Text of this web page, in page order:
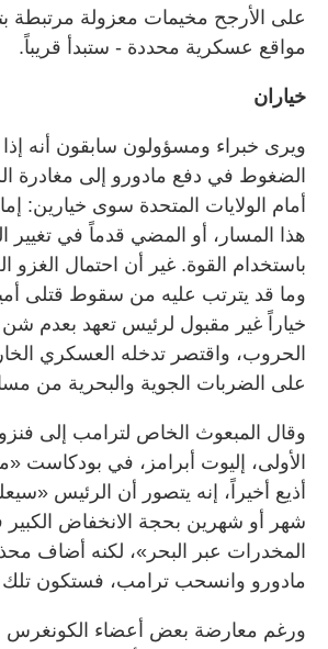
على الأرجح مخيمات معزولة مرتبطة
مواقع عسكرية محددة - ستبدأ قريباً.
خياران
ويرى خبراء ومسؤولون سابقون أنه
الضغوط في دفع مادورو إلى مغادرة
أمام الولايات المتحدة سوى خيارين:
هذا المسار، أو المضي قدماً في تغيير
باستخدام القوة. غير أن احتمال الغزو
وما قد يترتب عليه من سقوط قتلى
خياراً غير مقبول لرئيس تعهد بعدم
الحروب، واقتصر تدخله العسكري
على الضربات الجوية والبحرية من
وقال المبعوث الخاص لترامب إلى
الأولى، إليوت أبرامز، في بودكاست
أذيع أخيراً، إنه يتصور أن الرئيس
شهر أو شهرين بحجة الانخفاض
المخدرات عبر البحر»، لكنه أضاف
مادورو وانسحب ترامب، فستكون
ورغم معارضة بعض أعضاء الكونغرس